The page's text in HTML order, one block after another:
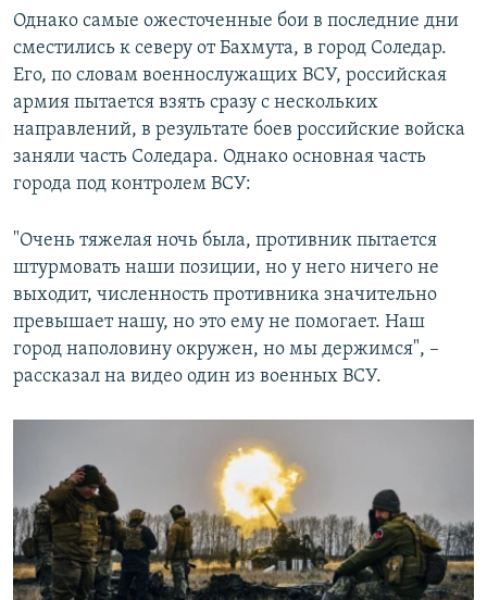
Однако самые ожесточенные бои в последние дни
сместились к северу от Бахмута, в город Соледар.
Его, по словам военнослужащих ВСУ, российская
армия пытается взять сразу с нескольких
направлений, в результате боев российские войска
заняли часть Соледара. Однако основная часть
города под контролем ВСУ:
"Очень тяжелая ночь была, противник пытается
штурмовать наши позиции, но у него ничего не
выходит, численность противника значительно
превышает нашу, но это ему не помогает. Наш
город наполовину окружен, но мы держимся", –
рассказал на видео один из военных ВСУ.